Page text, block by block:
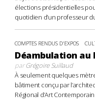
élections présidentielles
quotidien d’un professeur
COMPTES RENDUS D'EXPOS
Déambulation au
parGrégoire Suillaud
À seulement quelques
bâtiment conçu par
Régional d’Art